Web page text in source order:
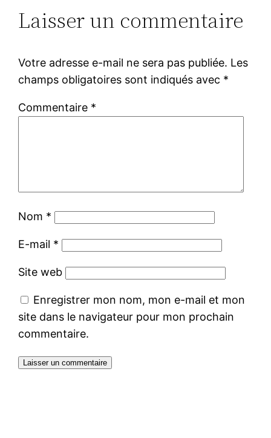
Laisser un commentaire
Votre adresse e-mail ne sera pas publiée. Les
champs obligatoires sont indiqués avec *
Commentaire *
Nom *
E-mail *
Site web
Enregistrer mon nom, mon e-mail et mon
site dans le navigateur pour mon prochain
commentaire.